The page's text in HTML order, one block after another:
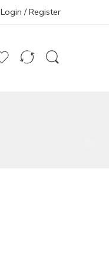
Login / Register